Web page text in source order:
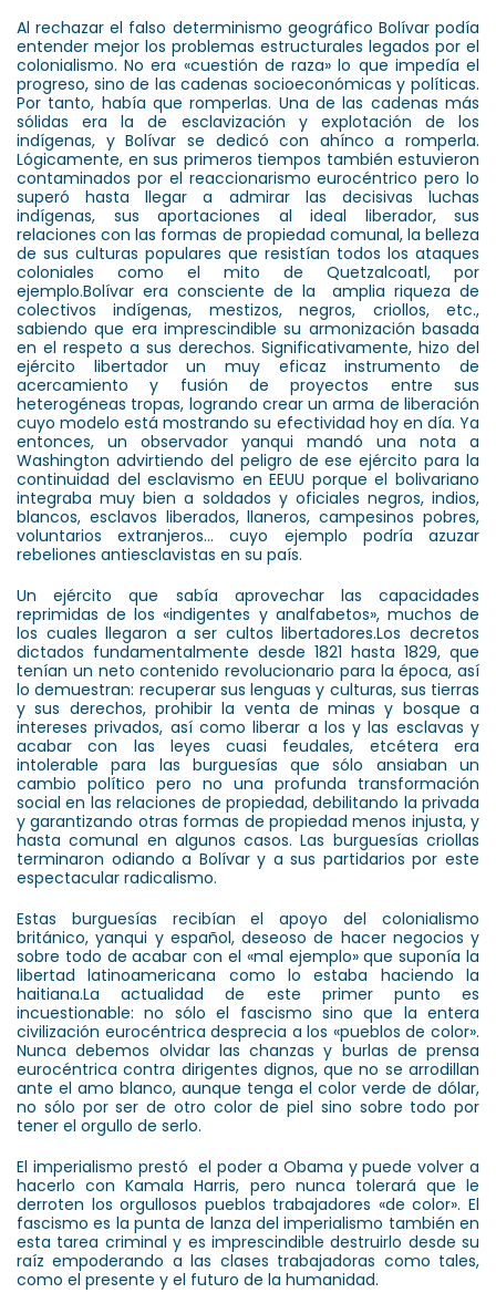
Al rechazar el falso determinismo geográfico Bolívar podía
entender mejor los problemas estructurales legados por el
colonialismo. No era «cuestión de raza» lo que impedía el
progreso, sino de las cadenas socioeconómicas y políticas.
Por tanto, había que romperlas. Una de las cadenas más
sólidas era la de esclavización y explotación de los
indígenas, y Bolívar se dedicó con ahínco a romperla.
Lógicamente, en sus primeros tiempos también estuvieron
contaminados por el reaccionarismo eurocéntrico pero lo
superó hasta llegar a admirar las decisivas luchas
indígenas, sus aportaciones al ideal liberador, sus
relaciones con las formas de propiedad comunal, la belleza
de sus culturas populares que resistían todos los ataques
coloniales como el mito de Quetzalcoatl, por
ejemplo.Bolívar era consciente de la amplia riqueza de
colectivos indígenas, mestizos, negros, criollos, etc.,
sabiendo que era imprescindible su armonización basada
en el respeto a sus derechos. Significativamente, hizo del
ejército libertador un muy eficaz instrumento de
acercamiento y fusión de proyectos entre sus
heterogéneas tropas, logrando crear un arma de liberación
cuyo modelo está mostrando su efectividad hoy en día. Ya
entonces, un observador yanqui mandó una nota a
Washington advirtiendo del peligro de ese ejército para la
continuidad del esclavismo en EEUU porque el bolivariano
integraba muy bien a soldados y oficiales negros, indios,
blancos, esclavos liberados, llaneros, campesinos pobres,
voluntarios extranjeros… cuyo ejemplo podría azuzar
rebeliones antiesclavistas en su país.
Un ejército que sabía aprovechar las capacidades
reprimidas de los «indigentes y analfabetos», muchos de
los cuales llegaron a ser cultos libertadores.Los decretos
dictados fundamentalmente desde 1821 hasta 1829, que
tenían un neto contenido revolucionario para la época, así
lo demuestran: recuperar sus lenguas y culturas, sus tierras
y sus derechos, prohibir la venta de minas y bosque a
intereses privados, así como liberar a los y las esclavas y
acabar con las leyes cuasi feudales, etcétera era
intolerable para las burguesías que sólo ansiaban un
cambio político pero no una profunda transformación
social en las relaciones de propiedad, debilitando la privada
y garantizando otras formas de propiedad menos injusta, y
hasta comunal en algunos casos. Las burguesías criollas
terminaron odiando a Bolívar y a sus partidarios por este
espectacular radicalismo.
Estas burguesías recibían el apoyo del colonialismo
británico, yanqui y español, deseoso de hacer negocios y
sobre todo de acabar con el «mal ejemplo» que suponía la
libertad latinoamericana como lo estaba haciendo la
haitiana.La actualidad de este primer punto es
incuestionable: no sólo el fascismo sino que la entera
civilización eurocéntrica desprecia a los «pueblos de color».
Nunca debemos olvidar las chanzas y burlas de prensa
eurocéntrica contra dirigentes dignos, que no se arrodillan
ante el amo blanco, aunque tenga el color verde de dólar,
no sólo por ser de otro color de piel sino sobre todo por
tener el orgullo de serlo.
El imperialismo prestó el poder a Obama y puede volver a
hacerlo con Kamala Harris, pero nunca tolerará que le
derroten los orgullosos pueblos trabajadores «de color». El
fascismo es la punta de lanza del imperialismo también en
esta tarea criminal y es imprescindible destruirlo desde su
raíz empoderando a las clases trabajadoras como tales,
como el presente y el futuro de la humanidad.